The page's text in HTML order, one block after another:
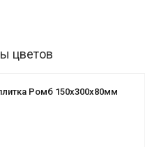
цветов
Ромб 150х300х80мм